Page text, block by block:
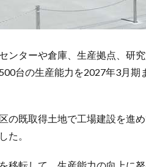
ンターや倉庫、生産拠点、研
台の生産能力を2027年3月期
の既取得土地で工場建設を進
た。